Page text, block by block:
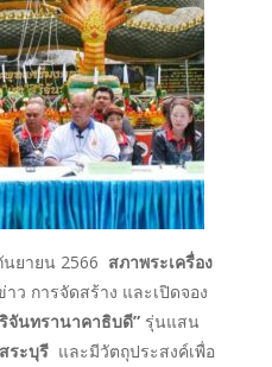
ยายน 2566 สภาพระเครื่อง
ว การจัดสร้าง และเปิดจอง
จันทรานาคาธิบดี” รุ่นแสน
ระบุรี และมีวัตถุประสงค์เพื่อ